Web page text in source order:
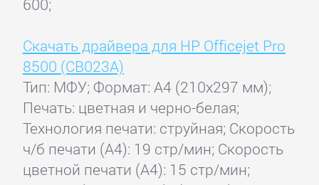
Скачать драйвера для HP Officejet Pro
8500 (CB023A)
Тип: МФУ; Формат: A4 (210x297 мм);
Печать: цветная и черно-белая;
Технология печати: струйная; Скорость
ч/б печати (А4): 19 стр/мин; Скорость
цветной печати (А4): 15 стр/мин;